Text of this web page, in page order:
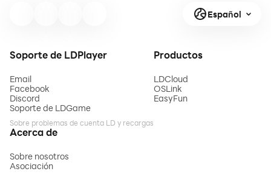
Español
Soporte de LDPlayer
Email
Facebook
Discord
Soporte de LDGame
Sobre problemas de cuenta LD y recargas
Productos
LDCloud
OSLink
EasyFun
Acerca de
Sobre nosotros
Asociación